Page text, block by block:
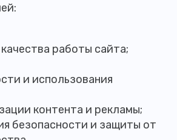
работы сайта;
и использования
контента и рекламы;
безопасности и защиты от